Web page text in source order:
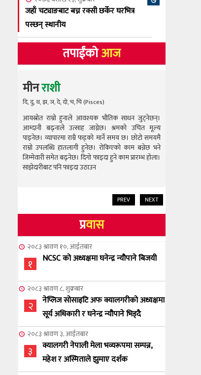
जहाँ चट्याङबाट बच्न रक्सी छर्केर घरभित्र
पस्छन् स्थानीय
तपाईंकोआज
मीनराशी
दि, दु, थ, झ, ञ, दे, दो, च, चि (Pisces)
आयस्रोत राम्रो हुनाले आवश्यक भौतिक साधन जुट्नेछन्।
आम्दानी बढ्नाले उत्साह जाग्नेछ। श्रमको उचित मूल्य
पाइनेछ। व्यापारमा राम्रै फड्को मार्ने समय छ। छोटो समयमै
राम्रो उपलब्धि हातलागी हुनेछ। रोकिएको काम बन्नेछ भने
जिम्मेवारी समेत बढ्नेछ। दिगो फाइदा हुने काम प्रारम्भ होला।
साझेदारीबाट पनि फाइदा उठाउन
PREV NEXT
प्रवास
२०८३ श्रावण १०, आईतबार
१ NCSC को अध्यक्षमा घनेन्द्र न्यौपाने बिजयी
२०८३ श्रावण ८, शुक्रबार
२
नेप्लिज सोसाइटि अफ क्यालगरीको अध्यक्षमा
सूर्य अधिकारी र घनेन्द्र न्यौपाने भिड्दै
२०८३ श्रावण ३, आईतबार
३
क्यालगरी नेपाली मेला भव्यरूपमा सम्पन्न,
महेश र अस्मिताले झुमाए दर्शक